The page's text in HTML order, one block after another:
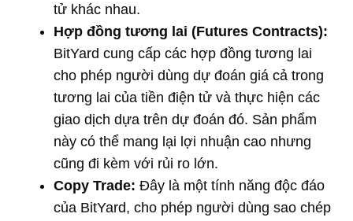
tử khác nhau.
Hợp đồng tương lai (Futures Contracts):
BitYard cung cấp các hợp đồng tương lai
cho phép người dùng dự đoán giá cả trong
tương lai của tiền điện tử và thực hiện các
giao dịch dựa trên dự đoán đó. Sản phẩm
này có thể mang lại lợi nhuận cao nhưng
cũng đi kèm với rủi ro lớn.
Copy Trade: Đây là một tính năng độc đáo
của BitYard, cho phép người dùng sao chép